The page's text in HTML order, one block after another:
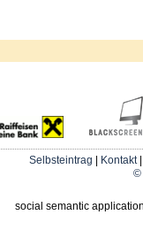
Selbsteintrag Kontakt
©
social semantic